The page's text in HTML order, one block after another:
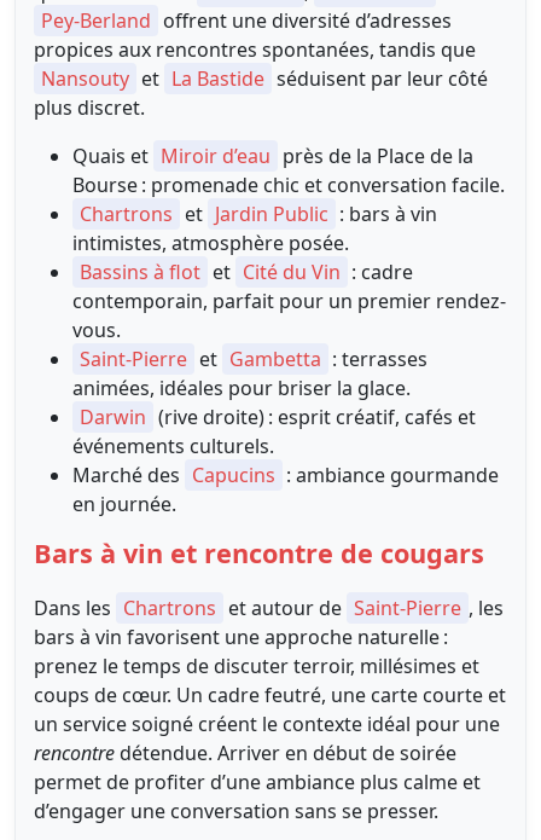
Pey-Berland offrent une diversité d’adresses
propices aux rencontres spontanées, tandis que
Nansouty et La Bastide séduisent par leur côté
plus discret.
Quais et Miroir d’eau près de la Place de la
Bourse : promenade chic et conversation facile.
Chartrons et Jardin Public : bars à vin
intimistes, atmosphère posée.
Bassins à flot et Cité du Vin : cadre
contemporain, parfait pour un premier rendez-
vous.
Saint-Pierre et Gambetta : terrasses
animées, idéales pour briser la glace.
Darwin (rive droite) : esprit créatif, cafés et
événements culturels.
Marché des Capucins : ambiance gourmande
en journée.
Bars à vin et rencontre de cougars
Dans les Chartrons et autour de Saint-Pierre , les
bars à vin favorisent une approche naturelle :
prenez le temps de discuter terroir, millésimes et
coups de cœur. Un cadre feutré, une carte courte et
un service soigné créent le contexte idéal pour une
rencontredétendue. Arriver en début de soirée
permet de profiter d’une ambiance plus calme et
d’engager une conversation sans se presser.